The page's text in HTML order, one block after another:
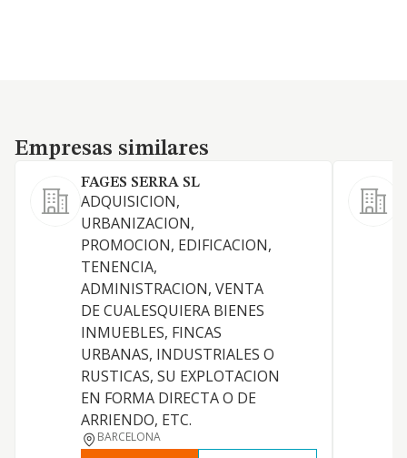
Empresas similares
Empresas similares
FAGES SERRA SL
ADQUISICION,
URBANIZACION,
PROMOCION, EDIFICACION,
TENENCIA,
ADMINISTRACION, VENTA
DE CUALESQUIERA BIENES
INMUEBLES, FINCAS
URBANAS, INDUSTRIALES O
RUSTICAS, SU EXPLOTACION
EN FORMA DIRECTA O DE
ARRIENDO, ETC.
BARCELONA